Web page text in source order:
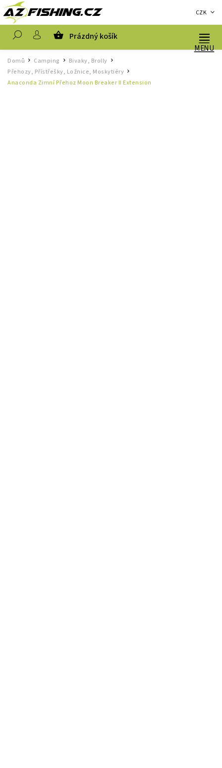
CZK
Prázdný košík
Domů / Camping Bivaky, Brolly
Přehozy, Přístřešky, Ložnice, Moskytiéry /
Anaconda Zimní Přehoz Moon Breaker II Extension